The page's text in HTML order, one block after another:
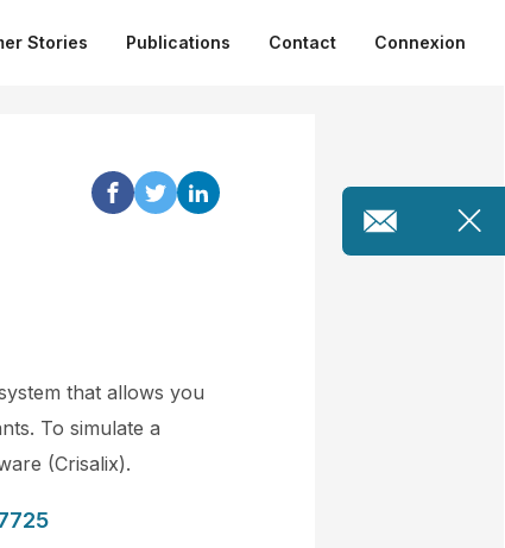
Stories Publications Contact Connexion
that allows you
To simulate a
(Crisalix).